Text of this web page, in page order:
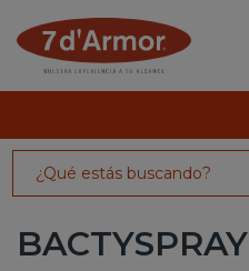
BACTYSPRAY